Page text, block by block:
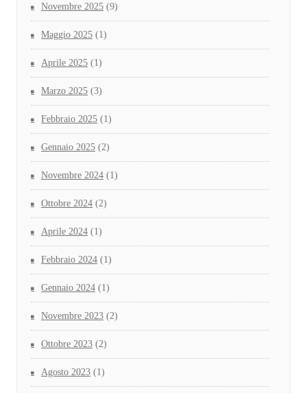
Novembre 2025 (9)
Maggio 2025 (1)
Aprile 2025 (1)
Marzo 2025 (3)
Febbraio 2025 (1)
Gennaio 2025 (2)
Novembre 2024 (1)
Ottobre 2024 (2)
Aprile 2024 (1)
Febbraio 2024 (1)
Gennaio 2024 (1)
Novembre 2023 (2)
Ottobre 2023 (2)
Agosto 2023 (1)